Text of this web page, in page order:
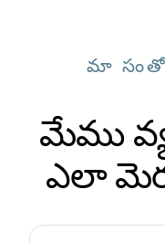
మా
మేము
ఎలా